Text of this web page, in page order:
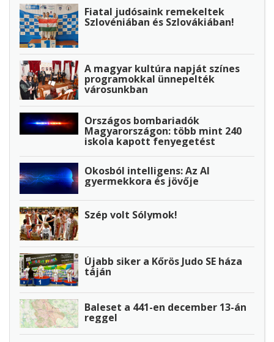
Fiatal judósaink remekeltek
Szlovéniában és Szlovákiában!
A magyar kultúra napját színes
programokkal ünnepelték
városunkban
Országos bombariadók
Magyarországon: több mint 240
iskola kapott fenyegetést
Okosból intelligens: Az AI
gyermekkora és jövője
Szép volt Sólymok!
Újabb siker a Kőrös Judo SE háza
táján
Baleset a 441-en december 13-án
reggel